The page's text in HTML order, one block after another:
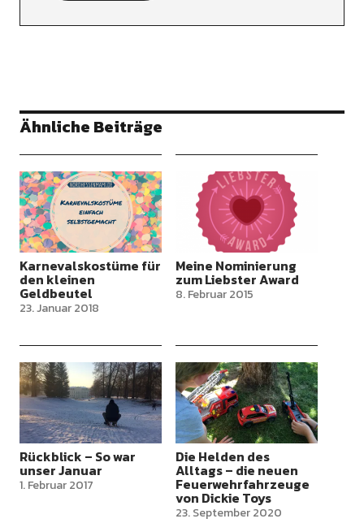
Ähnliche Beiträge
Karnevalskostüme für
den kleinen
Geldbeutel
23. Januar 2018
Meine Nominierung
zum Liebster Award
8. Februar 2015
Rückblick – So war
unser Januar
1. Februar 2017
Die Helden des
Alltags – die neuen
Feuerwehrfahrzeuge
von Dickie Toys
23. September 2020